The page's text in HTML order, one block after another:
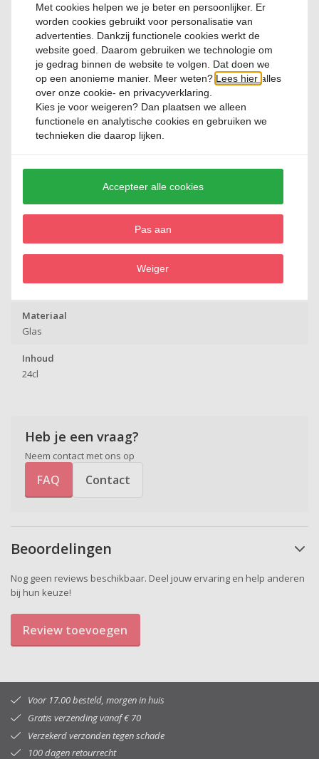
Heb je een vraag?
Neem contact met ons op
FAQ Contact
het glas te combineren met andere items uit dezelfde collectie
creëert u eenvoudig een harmonieus en modern geheel. Dit
champagneglas is daarmee niet alleen functioneel, maar ook een
stijlvolle toevoeging aan iedere glascollectie.
Productspecificatie
Cristal D’Arques
Swirly
Materiaal
Glas
Inhoud
24cl
Beoordelingen
Nog geen reviews beschikbaar. Deel jouw ervaring en help anderen
bij hun keuze!
Review toevoegen
Voor 17.00 besteld, morgen in huis
Gratis verzending vanaf € 70
Verzekerd verzonden tegen schade
100 dagen retourrecht
Met cookies helpen we je beter en persoonlijker. Er
worden cookies gebruikt voor personalisatie van
advertenties. Dankzij functionele cookies werkt de
website goed. Daarom gebruiken we technologie om
je gedrag binnen de website te volgen. Dat doen we
op een anonieme manier. Meer weten?Lees hieralles
over onze cookie- en privacyverklaring.
Kies je voorweigeren? Dan plaatsen we alleen
functionele en analytische cookies en gebruiken we
technieken die daarop lijken.
Accepteer alle cookies
Pas aan
Weiger